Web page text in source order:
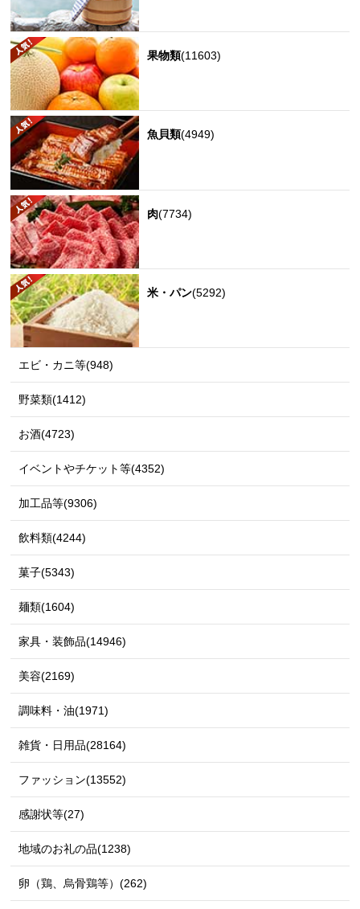
果物類(11603)
魚貝類(4949)
肉(7734)
米・パン(5292)
エビ・カニ等(948)
野菜類(1412)
お酒(4723)
イベントやチケット等(4352)
加工品等(9306)
飲料類(4244)
菓子(5343)
麺類(1604)
家具・装飾品(14946)
美容(2169)
調味料・油(1971)
雑貨・日用品(28164)
ファッション(13552)
感謝状等(27)
地域のお礼の品(1238)
卵（鶏、烏骨鶏等）(262)